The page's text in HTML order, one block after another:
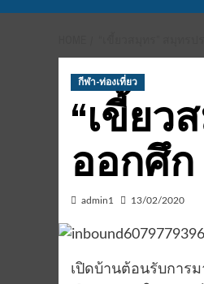
กีฬา-ท่องเที่ยว
“เขี้ยว
ออกศึก
admin1 13/02/2020
เปิดบ้านต้อนรับการม